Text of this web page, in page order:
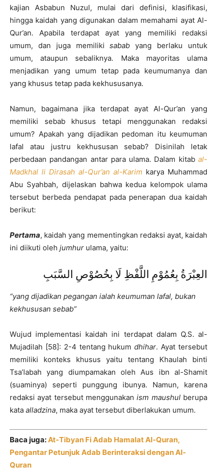
kajian Asbabun Nuzul, mulai dari definisi, klasifikasi,
hingga kaidah yang digunakan dalam memahami ayat Al-
Qur’an. Apabila terdapat ayat yang memiliki redaksi
umum, dan juga memilikisabab yang berlaku untuk
umum, ataupun sebaliknya. Maka mayoritas ulama
menjadikan yang umum tetap pada keumumanya dan
yang khusus tetap pada kekhususanya.
Namun, bagaimana jika terdapat ayat Al-Qur’an yang
memiliki sebab khusus tetapi menggunakan redaksi
umum? Apakah yang dijadikan pedoman itu keumuman
lafal atau justru kekhususan sebab? Disinilah letak
perbedaan pandangan antar para ulama. Dalam kitab al-
Madkhal li Dirasah al-Qur’an al-Karim karya Muhammad
Abu Syahbah, dijelaskan bahwa kedua kelompok ulama
tersebut berbeda pendapat pada penerapan dua kaidah
berikut:
Pertama, kaidah yang mementingkan redaksi ayat, kaidah
ini diikuti oleh jumhur ulama, yaitu:
العِبْرَةُ بِعُمُوْمِ اللَّفْظِ لَا بِخُصُوْصِ السَّبَبِ
“yang dijadikan pegangan ialah keumuman lafal, bukan
kekhususan sebab”
Wujud implementasi kaidah ini terdapat dalam Q.S. al-
Mujadilah [58]: 2-4 tentang hukumdhihar. Ayat tersebut
memiliki konteks khusus yaitu tentang Khaulah binti
Tsa’labah yang diumpamakan oleh Aus ibn al-Shamit
(suaminya) seperti punggung ibunya. Namun, karena
redaksi ayat tersebut menggunakanism maushulberupa
kata alladzina, maka ayat tersebut diberlakukan umum.
Baca juga:At-Tibyan Fi Adab Hamalat Al-Quran,
Pengantar Petunjuk Adab Berinteraksi dengan Al-
Quran